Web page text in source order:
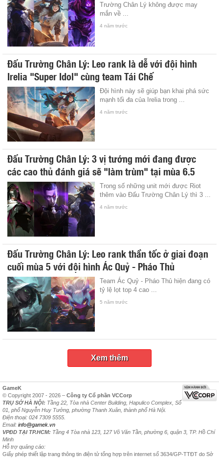
Trường Chân Lý không được may
mắn về ...
4 năm trước
Đấu Trường Chân Lý: Leo rank là dễ với đội hình
Irelia "Super Idol" cùng team Tái Chế
Đội hình này sẽ giúp bạn khai phá sức
mạnh tối đa của Irelia trong ...
4 năm trước
Đấu Trường Chân Lý: 3 vị tướng mới đang được
các cao thủ đánh giá sẽ "làm trùm" tại mùa 6.5
Trong số những unit mới được Riot
thêm vào Đấu Trường Chân Lý thì 3 ...
4 năm trước
Đấu Trường Chân Lý: Leo rank thần tốc ở giai đoạn
cuối mùa 5 với đội hình Ác Quỷ - Pháo Thủ
Team Ác Quỷ - Pháo Thủ hiện đang có
tỷ lệ lọt top 4 cao ...
5 năm trước
Xem thêm
GameK
© Copyright 2007 - 2026 – Công ty Cổ phần VCCorp
TRỤ SỞ HÀ NỘI: Tầng 22, Tòa nhà Center Building, Hapulico Complex, Số
01, phố Nguyễn Huy Tưởng, phường Thanh Xuân, thành phố Hà Nội.
Điện thoại: 024 7309 5555.
Email: info@gamek.vn
VPĐD TẠI TP.HCM: Tầng 4 Tòa nhà 123, 127 Võ Văn Tần, phường 6, quận 3, TP. Hồ Chí
Minh
Hỗ trợ quảng cáo:
Giấy phép thiết lập trang thông tin điện tử tổng hợp trên internet số 3634/GP-TTĐT do Sở